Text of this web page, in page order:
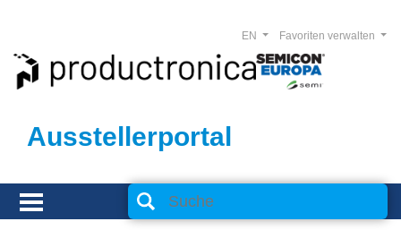
Ausstellerportal
Favoriten verwalten
EN